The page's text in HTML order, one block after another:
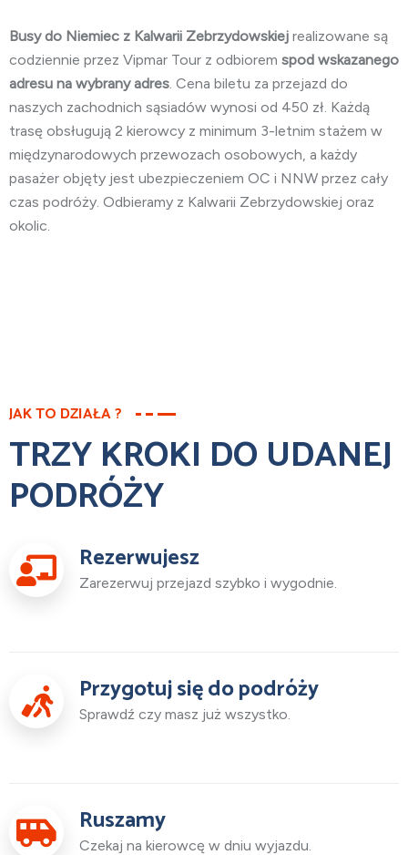
Busy do Niemiec z Kalwarii Zebrzydowskiej realizowane są
codziennie przez Vipmar Tour z odbiorem spod wskazanego
adresu na wybrany adres. Cena biletu za przejazd do
naszych zachodnich sąsiadów wynosi od 450 zł. Każdą
trasę obsługują 2 kierowcy z minimum 3-letnim stażem w
międzynarodowych przewozach osobowych, a każdy
pasażer objęty jest ubezpieczeniem OC i NNW przez cały
czas podróży. Odbieramy z Kalwarii Zebrzydowskiej oraz
okolic.
JAK TO DZIAŁA ?
TRZY KROKI DO UDANEJ
PODRÓŻY
Rezerwujesz
Zarezerwuj przejazd szybko i wygodnie.
Przygotuj się do podróży
Sprawdź czy masz już wszystko.
Ruszamy
Czekaj na kierowcę w dniu wyjazdu.